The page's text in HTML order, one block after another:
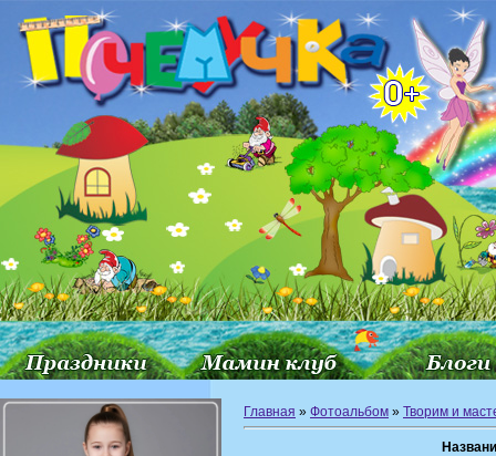
Главная » Фотоальбом » Творим и